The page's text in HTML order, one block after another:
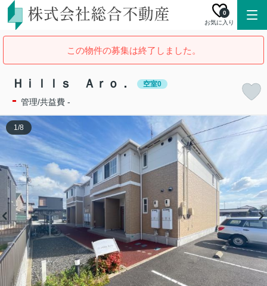
お気に入り
0
この物件の募集は終了しました。
Ｈｉｌｌｓ Ａｒｏ． 空室0
- 管理/共益費 -
1/8